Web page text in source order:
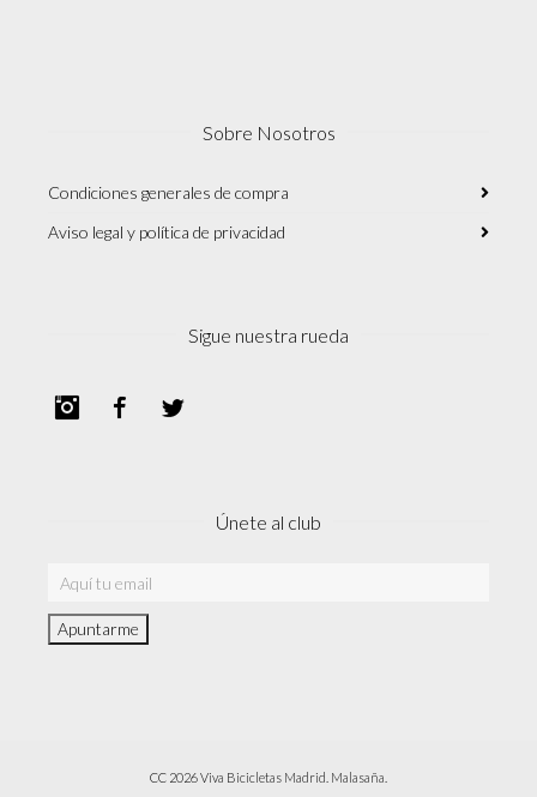
Sobre Nosotros
Condiciones generales de compra
Aviso legal y política de privacidad
Sigue nuestra rueda
InstagramFacebook
Únete al club
CC 2026 Viva Bicicletas Madrid. Malasaña.